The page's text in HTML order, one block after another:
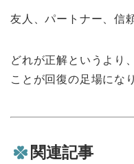
友人、パートナー、信
どれが正解というより
ことが回復の足場にな
関連記事